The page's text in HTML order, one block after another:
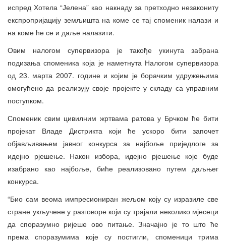
испред Хотела “Јелена” као накнаду за претходно незакониту
експропријацију земљишта на коме се тај споменик налази и
на коме ће се и даље налазити.
Овим налогом супервизора је такође укинута забрана
подизања споменика која је наметнута Налогом супервизора
од 23. марта 2007. године и којим је борачким удружењима
омогућено да реализују своје пројекте у складу са управним
поступком.
Споменик свим цивилним жртвама ратова у Брчком ће бити
пројекат Владе Дистрикта који ће ускоро бити започет
објављивањем јавног конкурса за најбоље приједлоге за
идејно рјешење. Након избора, идејно рјешење које буде
изабрано као најбоље, биће реализовано путем даљњег
конкурса.
“Био сам веома импресиониран жељом коју су изразиле све
стране укључене у разговоре који су трајали неколико мјесеци
да споразумно ријеше ово питање. Значајно је то што ће
према споразумима које су постигли, споменици трима